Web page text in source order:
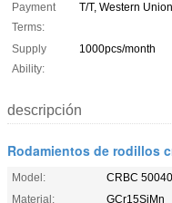
Payment
Terms:
T/T, Western
Supply
Ability:
1000pcs/month
descripción
Rodamientos de rodillos
Model:
CRBC
Material:
GCr15SiMn